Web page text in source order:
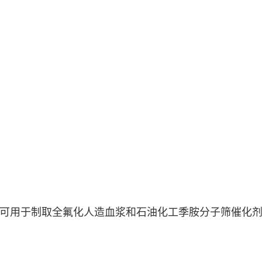
用于制取全氟化人造血浆和石油化工季胺分子筛催化